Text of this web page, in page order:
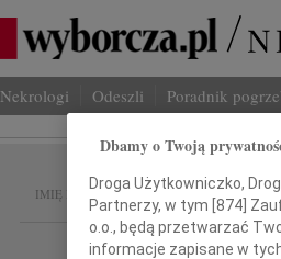
Nekrologi Odeszli Poradnik
IMIĘ I NAZWISKO: Barbara
REGION: Warszawa
Dbamy o Twoją
Droga Użytkowniczko,
Partnerzy, w tym [874]
o.o., będą przetwarzać
informacje zapisane w